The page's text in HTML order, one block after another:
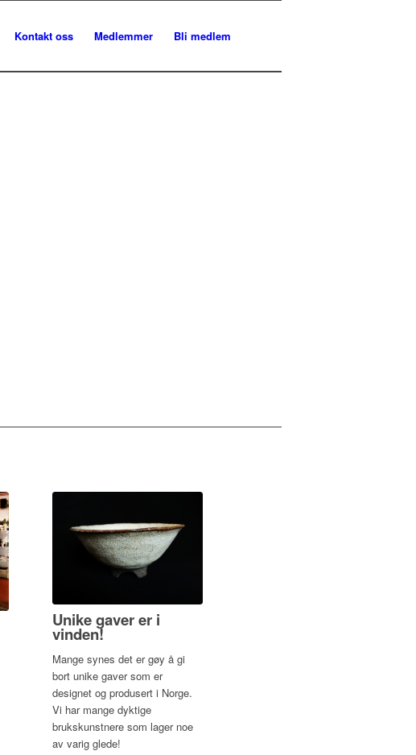
Kontakt oss Medlemmer Bli medlem
Unike gaver er i
vinden!
Mange synes det er gøy å gi
bort unike gaver som er
designet og produsert i Norge.
Vi har mange dyktige
brukskunstnere som lager noe
av varig glede!